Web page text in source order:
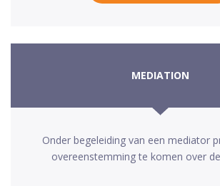
MEDIATION
Onder begeleiding van een mediator
overeenstemming te komen over